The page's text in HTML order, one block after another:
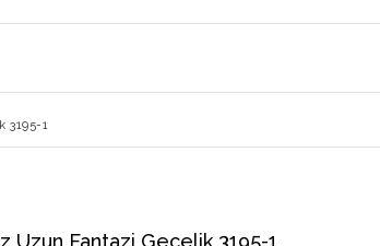
3195-1
Uzun Fantazi Gecelik 3195-1